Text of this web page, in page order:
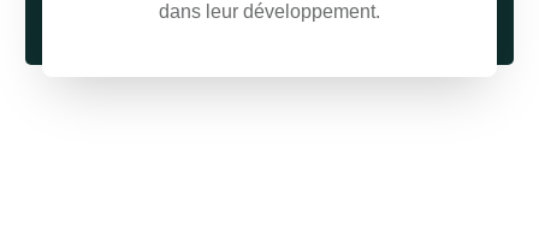
dans leur développement.